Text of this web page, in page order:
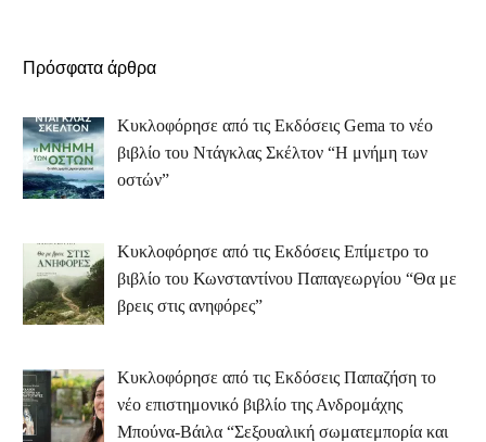
Πρόσφατα άρθρα
Κυκλοφόρησε από τις Εκδόσεις Gema το νέο
βιβλίο του Ντάγκλας Σκέλτον “Η μνήμη των
οστών”
Κυκλοφόρησε από τις Εκδόσεις Επίμετρο το
βιβλίο του Κωνσταντίνου Παπαγεωργίου “Θα με
βρεις στις ανηφόρες”
Κυκλοφόρησε από τις Εκδόσεις Παπαζήση το
νέο επιστημονικό βιβλίο της Ανδρομάχης
Μπούνα-Βάιλα “Σεξουαλική σωματεμπορία και